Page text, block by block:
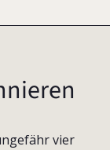
vier